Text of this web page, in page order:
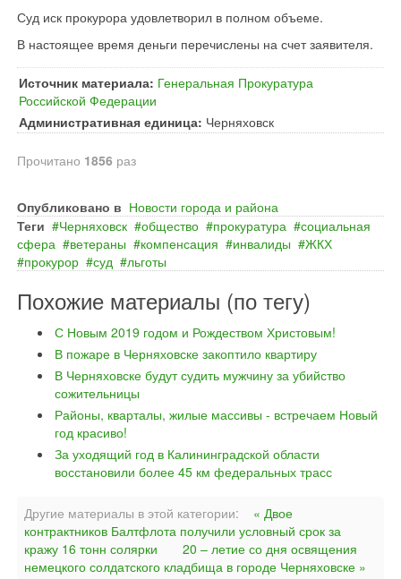
Суд иск прокурора удовлетворил в полном объеме.
В настоящее время деньги перечислены на счет заявителя.
Источник материала: Генеральная Прокуратура
Российской Федерации
Административная единица: Черняховск
Прочитано 1856 раз
Опубликовано в Новости города и района
Теги
Черняховск общество прокуратура
социальная
сфера
ветераны компенсация инвалиды
ЖКХ
прокурор
суд льготы
Похожие материалы (по тегу)
С Новым 2019 годом и Рождеством Христовым!
В пожаре в Черняховске закоптило квартиру
В Черняховске будут судить мужчину за убийство
сожительницы
Районы, кварталы, жилые массивы - встречаем Новый
год красиво!
За уходящий год в Калининградской области
восстановили более 45 км федеральных трасс
Другие материалы в этой категории:
« Двое
контрактников Балтфлота получили условный срок за
кражу 16 тонн солярки
20 – летие со дня освящения
немецкого солдатского кладбища в городе Черняховске »